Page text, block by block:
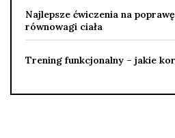
Najlepsze ćwiczenia na
równowagi ciała
Trening funkcjonalny – jakie